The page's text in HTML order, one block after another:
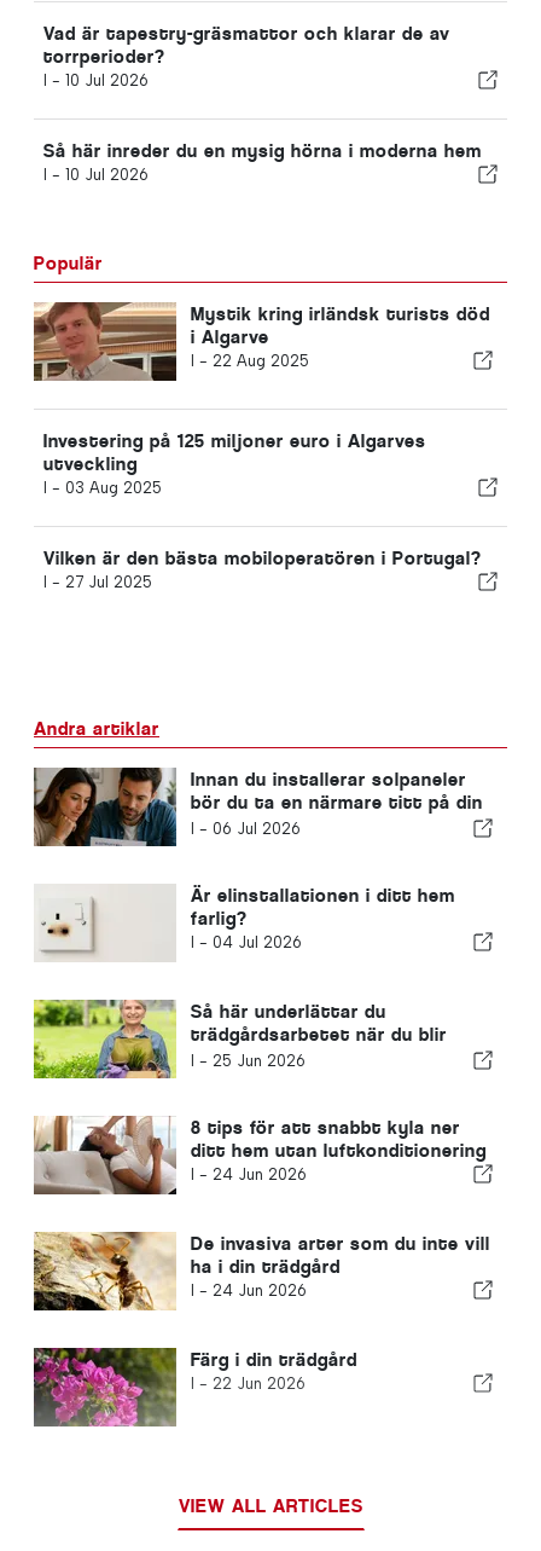
Vad är tapestry-gräsmattor och klarar de av
torrperioder?
I - 10 Jul 2026
Så här inreder du en mysig hörna i moderna hem
I - 10 Jul 2026
Populär
Mystik kring irländsk turists död
i Algarve
I - 22 Aug 2025
Investering på 125 miljoner euro i Algarves
utveckling
I - 03 Aug 2025
Vilken är den bästa mobiloperatören i Portugal?
I - 27 Jul 2025
Andra artiklar
Innan du installerar solpaneler
bör du ta en närmare titt på din
elräkning
I - 06 Jul 2026
Är elinstallationen i ditt hem
farlig?
I - 04 Jul 2026
Så här underlättar du
trädgårdsarbetet när du blir
äldre
I - 25 Jun 2026
8 tips för att snabbt kyla ner
ditt hem utan luftkonditionering
I - 24 Jun 2026
De invasiva arter som du inte vill
ha i din trädgård
I - 24 Jun 2026
Färg i din trädgård
I - 22 Jun 2026
VIEW ALL ARTICLES